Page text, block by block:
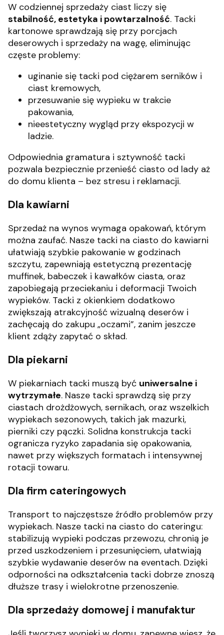
W codziennej sprzedaży ciast liczy się
stabilność, estetyka i powtarzalność. Tacki
kartonowe sprawdzają się przy porcjach
deserowych i sprzedaży na wagę, eliminując
częste problemy:
uginanie się tacki pod ciężarem serników i
ciast kremowych,
przesuwanie się wypieku w trakcie
pakowania,
nieestetyczny wygląd przy ekspozycji w
ladzie.
Odpowiednia gramatura i sztywność tacki
pozwala bezpiecznie przenieść ciasto od lady aż
do domu klienta – bez stresu i reklamacji.
Dla kawiarni
Sprzedaż na wynos wymaga opakowań, którym
można zaufać. Nasze tacki na ciasto do kawiarni
ułatwiają szybkie pakowanie w godzinach
szczytu, zapewniają estetyczną prezentację
muffinek, babeczek i kawałków ciasta, oraz
zapobiegają przeciekaniu i deformacji Twoich
wypieków. Tacki z okienkiem dodatkowo
zwiększają atrakcyjność wizualną deserów i
zachęcają do zakupu „oczami”, zanim jeszcze
klient zdąży zapytać o skład.
Dla piekarni
W piekarniach tacki muszą być uniwersalne i
wytrzymałe. Nasze tacki sprawdzą się przy
ciastach drożdżowych, sernikach, oraz wszelkich
wypiekach sezonowych, takich jak mazurki,
pierniki czy pączki. Solidna konstrukcja tacki
ogranicza ryzyko zapadania się opakowania,
nawet przy większych formatach i intensywnej
rotacji towaru.
Dla firm cateringowych
Transport to najczęstsze źródło problemów przy
wypiekach. Nasze tacki na ciasto do cateringu:
stabilizują wypieki podczas przewozu, chronią je
przed uszkodzeniem i przesunięciem, ułatwiają
szybkie wydawanie deserów na eventach. Dzięki
odporności na odkształcenia tacki dobrze znoszą
dłuższe trasy i wielokrotne przenoszenie.
Dla sprzedaży domowej i manufaktur